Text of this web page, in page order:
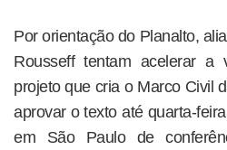
Por orientação do Planalto,
Rousseff tentam acelerar a
projeto que cria o Marco Civil
aprovar o texto até quarta-
em São Paulo de